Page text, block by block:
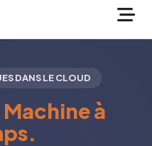
DANS LE CLOUD
Machine à